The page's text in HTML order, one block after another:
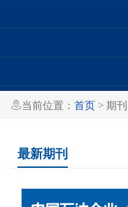
当前位置： 首页 > 期刊
最新期刊